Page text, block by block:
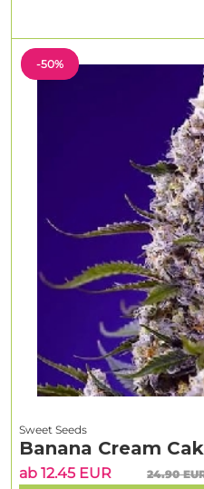
-50%
Sweet Seeds
Banana Cream
ab 12.45 EUR 24.90